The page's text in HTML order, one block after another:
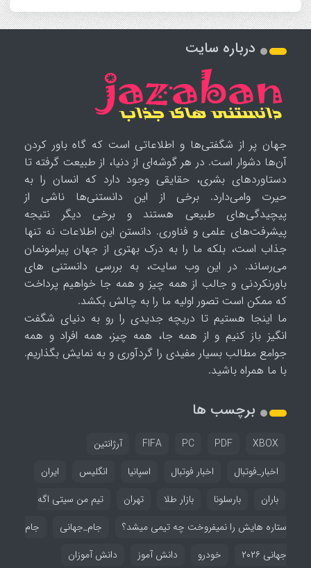
درباره سایت
جهان پر از شگفتی‌ها و اطلاعاتی است که گاه باور کردن
آن‌ها دشوار است. در هر گوشه‌ای از دنیا، از طبیعت گرفته تا
دستاوردهای بشری، حقایقی وجود دارد که انسان را به
حیرت وامی‌دارد. برخی از این دانستنی‌ها ناشی از
پیچیدگی‌های طبیعی هستند و برخی دیگر نتیجه
پیشرفت‌های علمی و فناوری. دانستن این اطلاعات نه تنها
جذاب است، بلکه ما را به درک بهتری از جهان پیرامونمان
می‌رساند. در این وب سایت، به بررسی دانستنی های
باورنکردنی و جالب از همه چیز و همه جا خواهیم پرداخت
که ممکن است تصور اولیه ما را به چالش بکشد.
ما اینجا هستیم تا دریچه جدیدی را رو به دنیای شگفت
انگیز باز کنیم و از همه جا، همه چیز، همه افراد و همه
جوامع مطالب بسیار مفیدی را گردآوری و به نمایش بگذاریم.
با ما همراه باشید.
برچسب ها
FIFA PC PDF XBOX
آرژانتین
اخبار_فوتبال
اخبار فوتبال اسپانیا انگلیس
ایران
باران
بارسلونا بازار طلا تهران
تیم من سیتی اگه
ستاره هایش را نمیفروخت چه تیمی میشد؟
جام_جهانی
جام
جهانی ۲۰۲۶
خودرو دانش آموز دانش آموزان